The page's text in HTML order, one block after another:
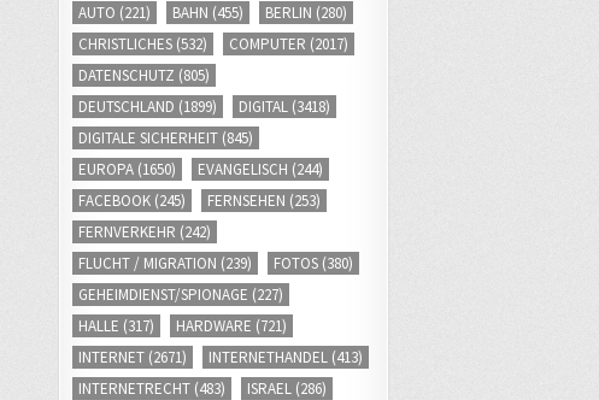
AUTO (221) BAHN (455) BERLIN (280)
CHRISTLICHES (532) COMPUTER (2017)
DATENSCHUTZ (805)
DEUTSCHLAND (1899) DIGITAL (3418)
DIGITALE SICHERHEIT (845)
EUROPA (1650) EVANGELISCH (244)
FACEBOOK (245) FERNSEHEN (253)
FERNVERKEHR (242)
FLUCHT / MIGRATION (239) FOTOS (380)
GEHEIMDIENST/SPIONAGE (227)
HALLE (317) HARDWARE (721)
INTERNET (2671) INTERNETHANDEL (413)
INTERNETRECHT (483) ISRAEL (286)